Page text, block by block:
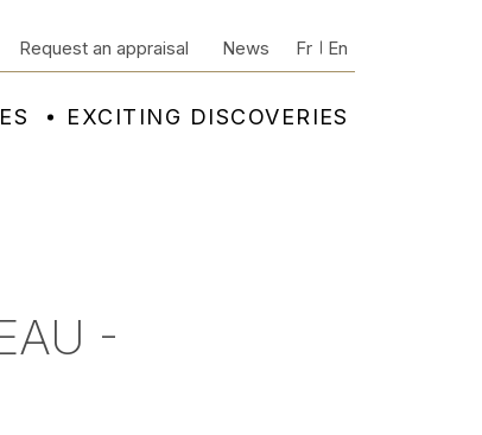
EXCITING DISCOVERIES
Request an appraisal News Fr En
-